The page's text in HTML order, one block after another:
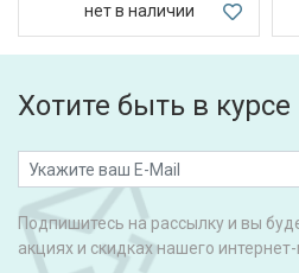
нет в наличии
Хотите быть в курсе
Подпишитесь на рассылку и вы
акциях и скидках нашего